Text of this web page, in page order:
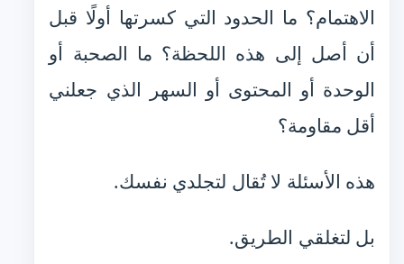
الاهتمام؟ ما الحدود التي كسرتها أولًا قبل
أن أصل إلى هذه اللحظة؟ ما الصحبة أو
الوحدة أو المحتوى أو السهر الذي جعلني
أقل مقاومة؟
هذه الأسئلة لا تُقال لتجلدي نفسك.
بل لتغلقي الطريق.